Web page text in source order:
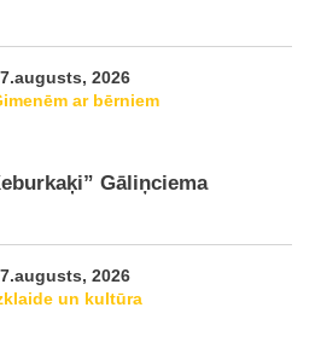
2026
ar bērniem
Gāliņciema
2026
un kultūra